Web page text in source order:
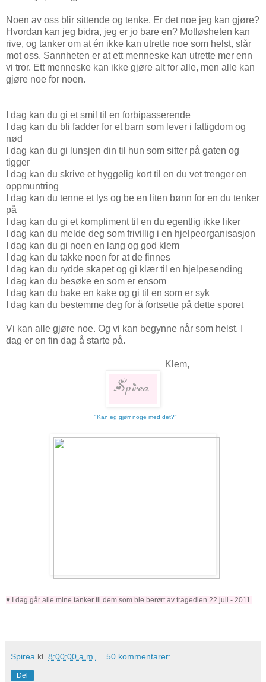
Noen av oss blir sittende og tenke. Er det noe jeg kan gjøre?
Hvordan kan jeg bidra, jeg er jo bare en? Motløsheten kan
rive, og tanker om at én ikke kan utrette noe som helst, slår
mot oss. Sannheten er at ett menneske kan utrette mer enn
vi tror. Ett menneske kan ikke gjøre alt for alle, men alle kan
gjøre noe for noen.
I dag kan du gi et smil til en forbipasserende
I dag kan du bli fadder for et barn som lever i fattigdom og
nød
I dag kan du gi lunsjen din til hun som sitter på gaten og
tigger
I dag kan du skrive et hyggelig kort til en du vet trenger en
oppmuntring
I dag kan du tenne et lys og be en liten bønn for en du tenker
på
I dag kan du gi et kompliment til en du egentlig ikke liker
I dag kan du melde deg som frivillig i en hjelpeorganisasjon
I dag kan du gi noen en lang og god klem
I dag kan du takke noen for at de finnes
I dag kan du rydde skapet og gi klær til en hjelpesending
I dag kan du besøke en som er ensom
I dag kan du bake en kake og gi til en som er syk
I dag kan du bestemme deg for å fortsette på dette sporet
Vi kan alle gjøre noe. Og vi kan begynne når som helst. I
dag er en fin dag å starte på.
Klem,
"Kan eg gjørr noge med det?"
♥ I dag går alle mine tanker til dem som ble berørt av tragedien 22 juli - 2011.
Spirea kl. 8:00:00 a.m. 50 kommentarer:
Del